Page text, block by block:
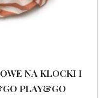
NA KLOCKI I
PLAY&GO